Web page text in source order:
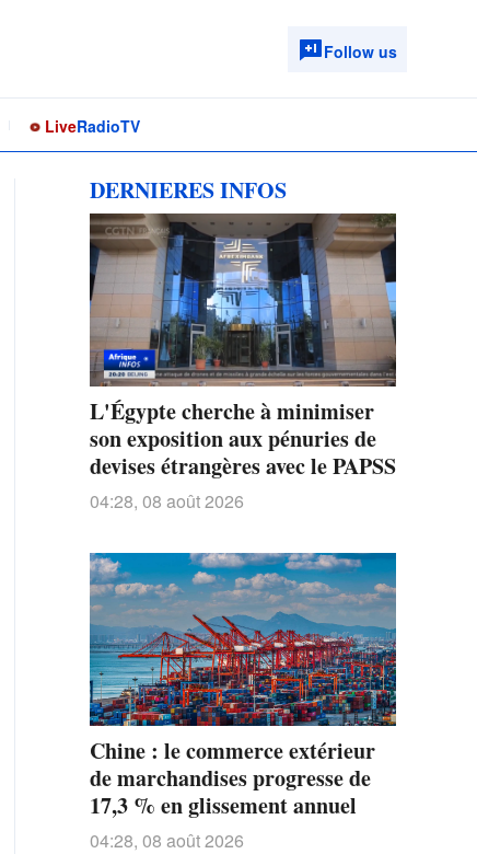
Follow us
LiveRadioTV
DERNIERES INFOS
L'Égypte cherche à minimiser
son exposition aux pénuries de
devises étrangères avec le PAPSS
04:28, 08 août 2026
Chine : le commerce extérieur
de marchandises progresse de
17,3 % en glissement annuel
04:28, 08 août 2026